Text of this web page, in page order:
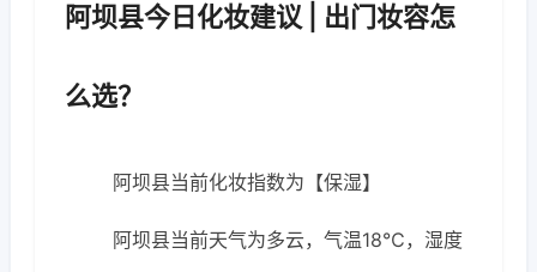
阿坝县今日化妆建议 | 出门妆容怎
么选？
阿坝县当前化妆指数为【保湿】
阿坝县当前天气为多云，气温18℃，湿度